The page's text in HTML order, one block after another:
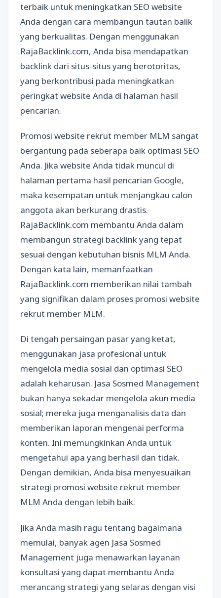
terbaik untuk meningkatkan SEO website
Anda dengan cara membangun tautan balik
yang berkualitas. Dengan menggunakan
RajaBacklink.com, Anda bisa mendapatkan
backlink dari situs-situs yang berotoritas,
yang berkontribusi pada meningkatkan
peringkat website Anda di halaman hasil
pencarian.
Promosi website rekrut member MLM sangat
bergantung pada seberapa baik optimasi SEO
Anda. Jika website Anda tidak muncul di
halaman pertama hasil pencarian Google,
maka kesempatan untuk menjangkau calon
anggota akan berkurang drastis.
RajaBacklink.com membantu Anda dalam
membangun strategi backlink yang tepat
sesuai dengan kebutuhan bisnis MLM Anda.
Dengan kata lain, memanfaatkan
RajaBacklink.com memberikan nilai tambah
yang signifikan dalam proses promosi website
rekrut member MLM.
Di tengah persaingan pasar yang ketat,
menggunakan jasa profesional untuk
mengelola media sosial dan optimasi SEO
adalah keharusan. Jasa Sosmed Management
bukan hanya sekadar mengelola akun media
sosial; mereka juga menganalisis data dan
memberikan laporan mengenai performa
konten. Ini memungkinkan Anda untuk
mengetahui apa yang berhasil dan tidak.
Dengan demikian, Anda bisa menyesuaikan
strategi promosi website rekrut member
MLM Anda dengan lebih baik.
Jika Anda masih ragu tentang bagaimana
memulai, banyak agen Jasa Sosmed
Management juga menawarkan layanan
konsultasi yang dapat membantu Anda
merancang strategi yang selaras dengan visi